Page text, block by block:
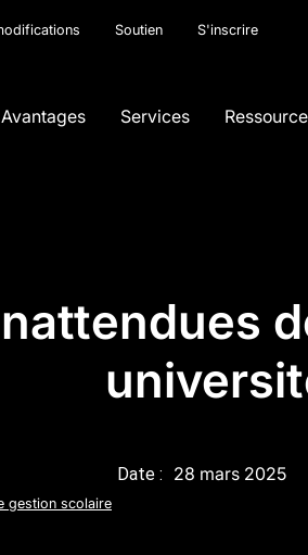
Soutien S'inscrire
Avantages Services
gestion scolaire
Date : 28 mars 2025